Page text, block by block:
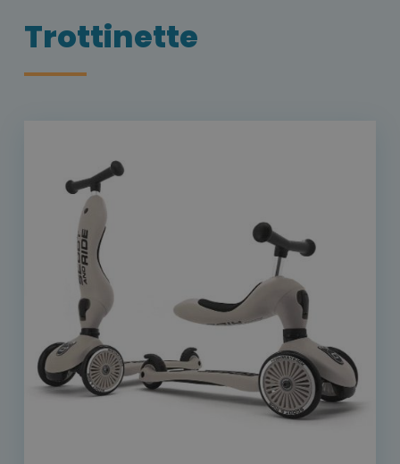
Trottinette